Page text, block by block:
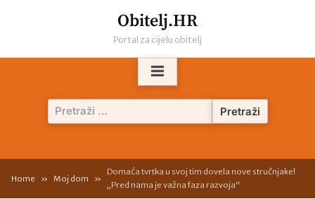
Obitelj.HR
Portal za cijelu obitelj
Pretraži:
Home Moj dom
Domaća tvrtka u svoj tim dovela nove stručnjake!
„Pred nama je važna faza razvoja“